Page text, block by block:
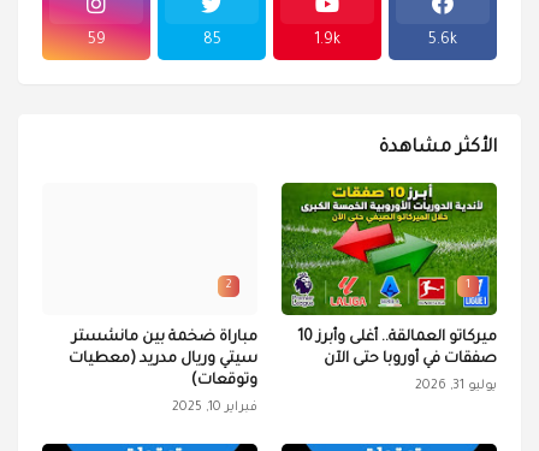
5.6k
1.9k
85
59
الأكثر مشاهدة
1
ميركاتو العمالقة.. أغلى وأبرز 10
صفقات في أوروبا حتى الآن
يوليو 31, 2026
2
مباراة ضخمة بين مانشستر
سيتي وريال مدريد (معطيات
وتوقعات)
فبراير 10, 2025